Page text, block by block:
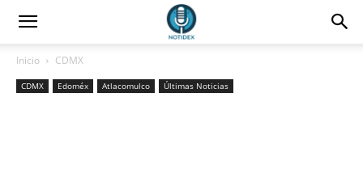
Inicio CDMX
CDMX Edoméx Atlacomulco Últimas Noticias